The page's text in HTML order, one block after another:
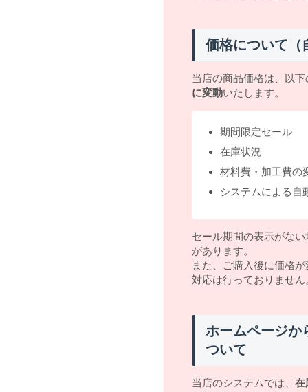
価格について（
当店の商品価格は、以
に変動いたします。
期間限定セール
在庫状況
材料費・加工費の
システムによる自
セール期間の表示がな
があります。
また、ご購入後に価格
対応は行っておりません
ホームページか
ついて
当店のシステムでは、 在